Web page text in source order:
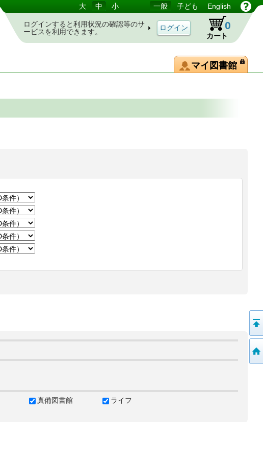
大 中 小 一般 子ども English
ログインすると利用状況の確認等のサ
ービスを利用できます。
カート
0
マイ図書館
真備図書館
ライフ